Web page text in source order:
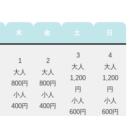
木 金 土 日
1
大人
800円
小人
400円
2
大人
800円
小人
400円
3
大人
1,200
円
小人
600円
4
大人
1,200
円
小人
600円